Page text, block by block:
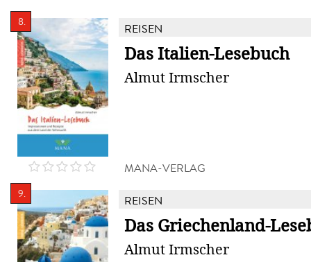
8. REISEN
Das Italien-Lesebuch
Almut Irmscher
MANA-VERLAG
9. REISEN
Das Griechenland-
Almut Irmscher